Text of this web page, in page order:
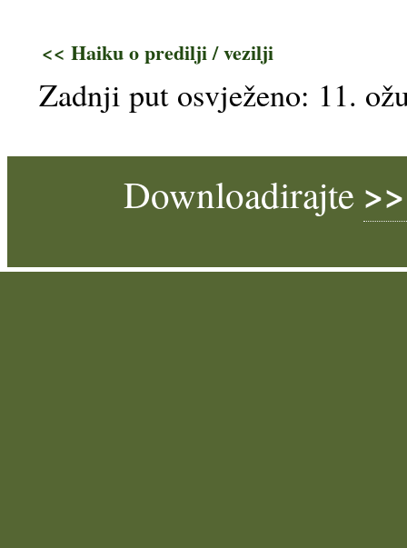
<< Haiku o predilji / vezilji
Zadnji put osvježeno: 11.
Downloadirajte